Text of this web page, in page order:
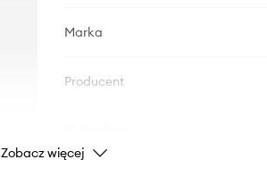
Marka
Producent
Zobacz więcej